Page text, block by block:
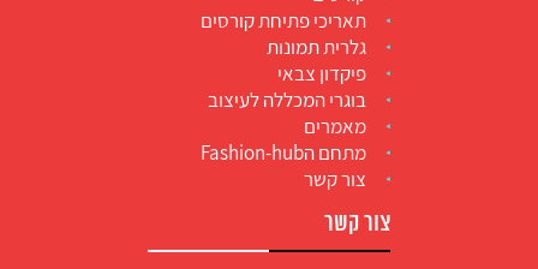
תאריכי פתיחת קורסים
גלרית תמונות
פיקדון צבאי
בוגרי המכללה לעיצוב
מאמרים
מתחם הFashion-hub
צור קשר
צור קשר